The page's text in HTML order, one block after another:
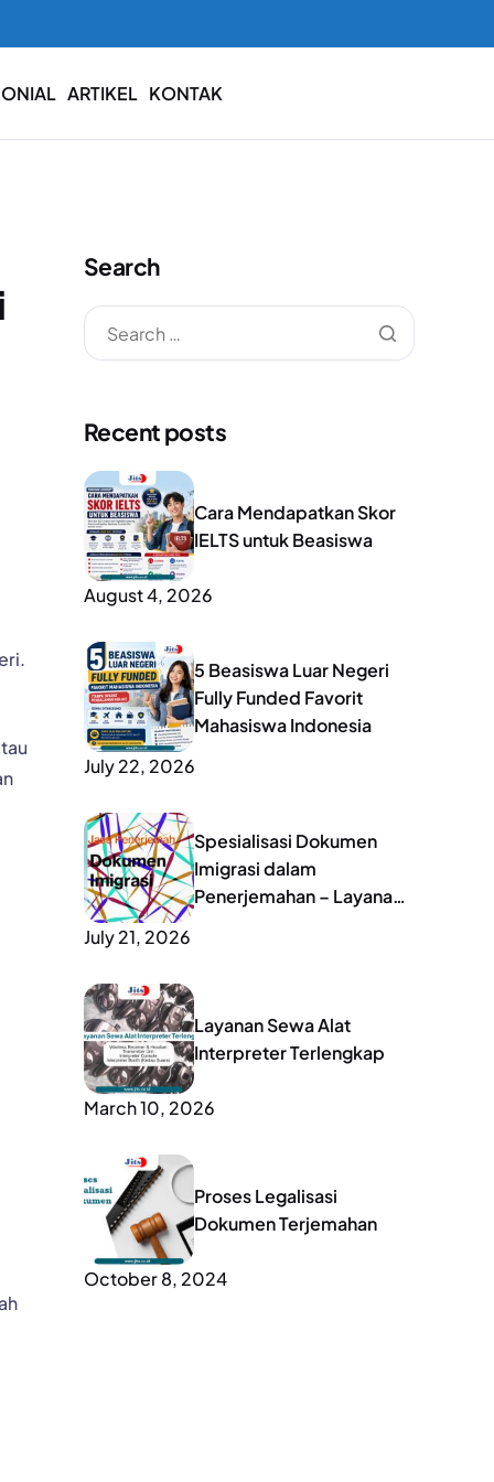
ARTIKEL KONTAK
Search
Recent posts
Cara Mendapatkan Skor
IELTS untuk Beasiswa
August 4, 2026
5 Beasiswa Luar Negeri
Fully Funded Favorit
Mahasiswa Indonesia
July 22, 2026
Spesialisasi Dokumen
Imigrasi dalam
Penerjemahan – Layanan
July 21, 2026
Layanan Sewa Alat
Interpreter Terlengkap
March 10, 2026
Proses Legalisasi
Dokumen Terjemahan
October 8, 2024